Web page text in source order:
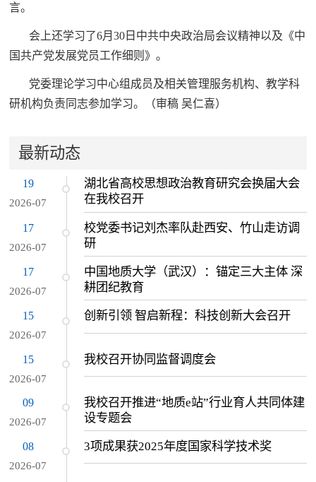
言。
会上还学习了6月30日中共中央政治局会议精神以及《中
国共产党发展党员工作细则》。
党委理论学习中心组成员及相关管理服务机构、教学科
研机构负责同志参加学习。（审稿 吴仁喜）
最新动态
19
2026-07
湖北省高校思想政治教育研究会换届大会
在我校召开
17
2026-07
校党委书记刘杰率队赴西安、竹山走访调
研
17
2026-07
中国地质大学（武汉）：锚定三大主体 深
耕团纪教育
15
2026-07
创新引领 智启新程：科技创新大会召开
15
2026-07
我校召开协同监督调度会
09
2026-07
我校召开推进“地质e站”行业育人共同体建
设专题会
08
2026-07
3项成果获2025年度国家科学技术奖